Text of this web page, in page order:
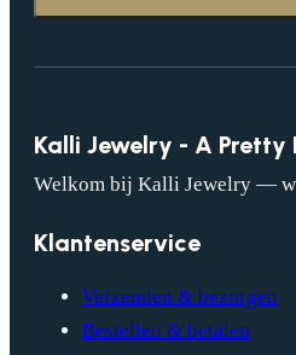
Kalli Jewelry - A Pretty
Welkom bij Kalli Jewelry —
Klantenservice
Verzenden & bezorgen
Bestellen & betalen